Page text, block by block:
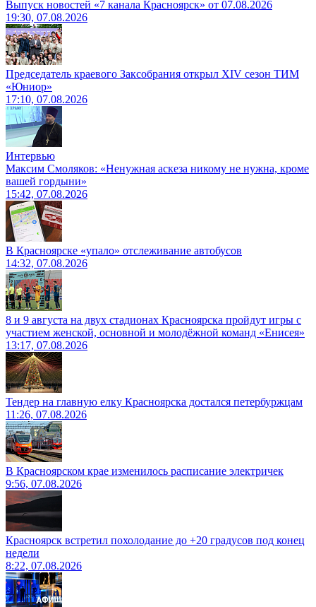
Выпуск новостей «7 канала Красноярск» от 07.08.2026
19:30, 07.08.2026
Председатель краевого Заксобрания открыл XIV сезон ТИМ
«Юниор»
17:10, 07.08.2026
Интервью
Максим Смоляков: «Ненужная аскеза никому не нужна, кроме
вашей гордыни»
15:42, 07.08.2026
В Красноярске «упало» отслеживание автобусов
14:32, 07.08.2026
8 и 9 августа на двух стадионах Красноярска пройдут игры с
участием женской, основной и молодёжной команд «Енисея»
13:17, 07.08.2026
Тендер на главную елку Красноярска достался петербуржцам
11:26, 07.08.2026
В Красноярском крае изменилось расписание электричек
9:56, 07.08.2026
Красноярск встретил похолодание до +20 градусов под конец
недели
8:22, 07.08.2026